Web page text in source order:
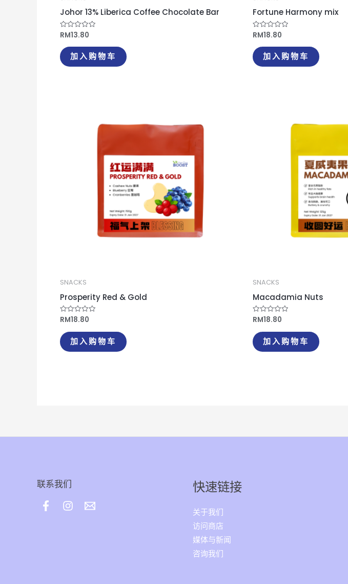
Johor 13% Liberica Coffee Chocolate Bar
评
&sol;
5
RM13.80
加入购物车
Fortune Harmony mix
评
&sol;
5
RM18.80
加入购物车
SNACKS
Prosperity Red & Gold
评
&sol;
5
RM18.80
加入购物车
SNACKS
Macadamia Nuts
评
&sol;
5
RM18.80
加入购物车
联系我们 快速链接
关于我们
访问商店
媒体与新闻
咨询我们